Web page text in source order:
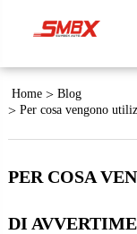
Home
Blog
Per cosa vengono
PER COSA
DI